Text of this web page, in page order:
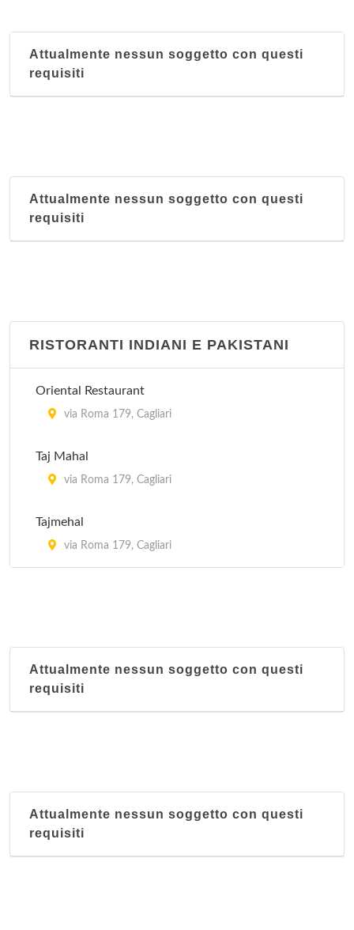
Attualmente nessun soggetto con questi
requisiti
Attualmente nessun soggetto con questi
requisiti
RISTORANTI INDIANI E PAKISTANI
Oriental Restaurant
via Roma 179, Cagliari
Taj Mahal
via Roma 179, Cagliari
Tajmehal
via Roma 179, Cagliari
Attualmente nessun soggetto con questi
requisiti
Attualmente nessun soggetto con questi
requisiti